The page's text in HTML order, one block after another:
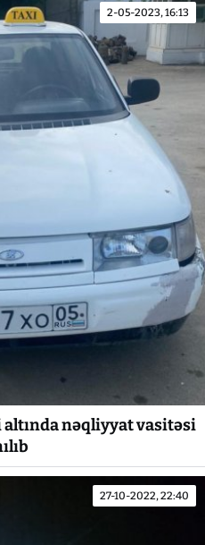
2-05-2023, 16:13
nəqliyyat vasitəsi
27-10-2022, 22:40